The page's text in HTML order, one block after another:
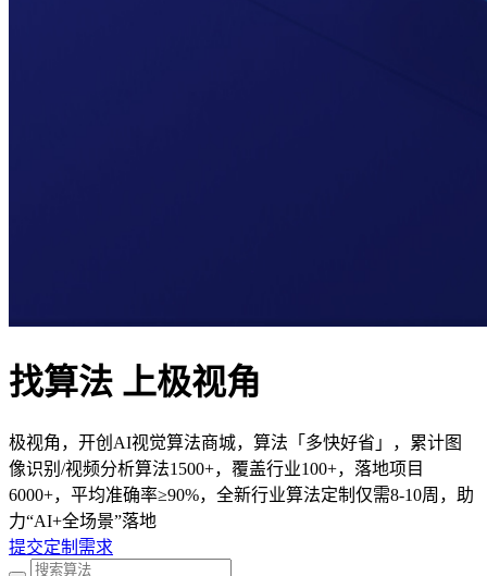
找算法 上极视角
极视角，开创AI视觉算法商城，算法「多快好省」，累计图
像识别/视频分析算法1500+，覆盖行业100+，落地项目
6000+，平均准确率≥90%，全新行业算法定制仅需8-10周，助
力“AI+全场景”落地
提交定制需求